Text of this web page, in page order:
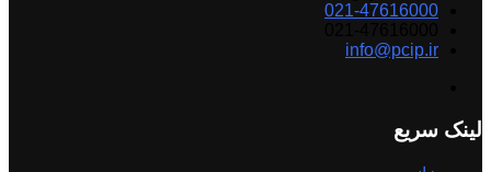
021-47616000
info@pcip.ir
لینک سریع